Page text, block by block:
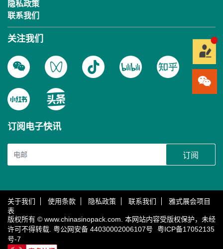
隐私政策
联系我们
关注我们
订阅电子快讯
订阅
关于我们 使用条款 隐私政策 联系我们
雅式展会项目
表
版权所有 © www.chinasinopack.com. 本网站内容受版权保护，未经
许可不得转载. 粤公网安备 44030002006107号
粤ICP备17052135
号-7